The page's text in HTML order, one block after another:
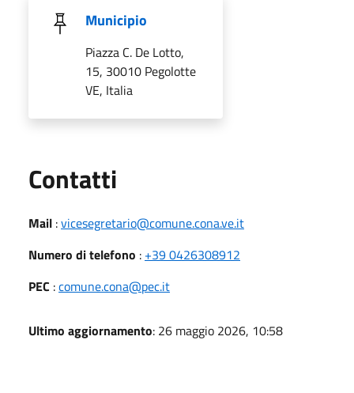
Municipio
Piazza C. De Lotto,
15, 30010 Pegolotte
VE, Italia
Contatti
Mail :vicesegretario@comune.cona.ve.it
Numero di telefono : +39 0426308912
PEC :comune.cona@pec.it
Ultimo aggiornamento: 26 maggio 2026, 10:58